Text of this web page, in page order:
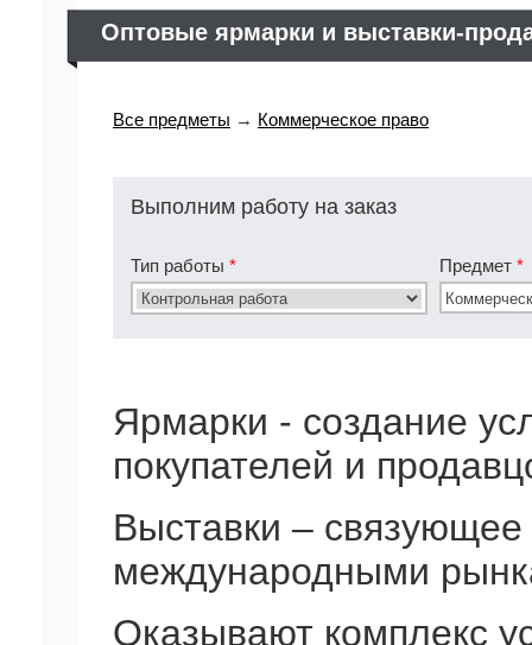
Оптовые ярмарки и выставки-
Все предметы → Коммерческое право
Выполним работу на заказ
Тип работы * Предмет *
Ярмарки - создание
покупателей и
Выставки –
международными
Оказывают комплекс